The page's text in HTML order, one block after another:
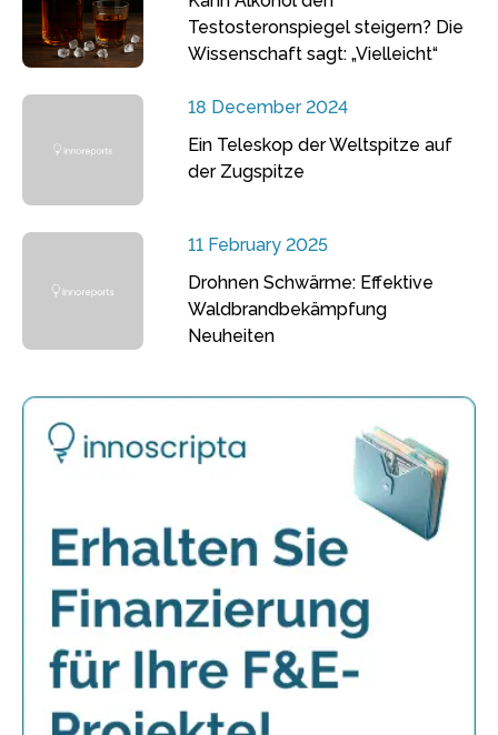
Testosteronspiegel steigern? Die
Wissenschaft sagt: „Vielleicht“
18 December 2024
Ein Teleskop der Weltspitze auf
der Zugspitze
11 February 2025
Drohnen Schwärme: Effektive
Waldbrandbekämpfung
Neuheiten